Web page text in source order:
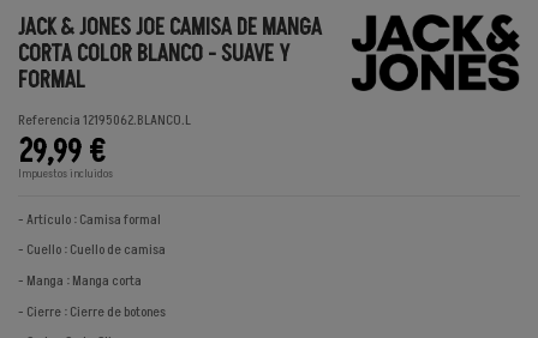
JACK & JONES JOE CAMISA DE MANGA
CORTA COLOR BLANCO - SUAVE Y
FORMAL
Referencia12195062.BLANCO.L
29,99 €
Impuestos incluidos
- Artículo : Camisa formal
- Cuello : Cuello de camisa
- Manga : Manga corta
- Cierre : Cierre de botones